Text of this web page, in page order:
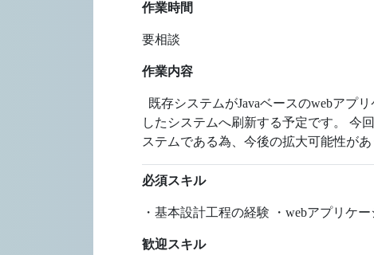
作業時間
要相談
作業内容
既存システムがJavaベースのwebアプ
したシステムへ刷新する予定です。 今
ステムである為、今後の拡大可能性が
必須スキル
・基本設計工程の経験 ・webアプリケ
歓迎スキル